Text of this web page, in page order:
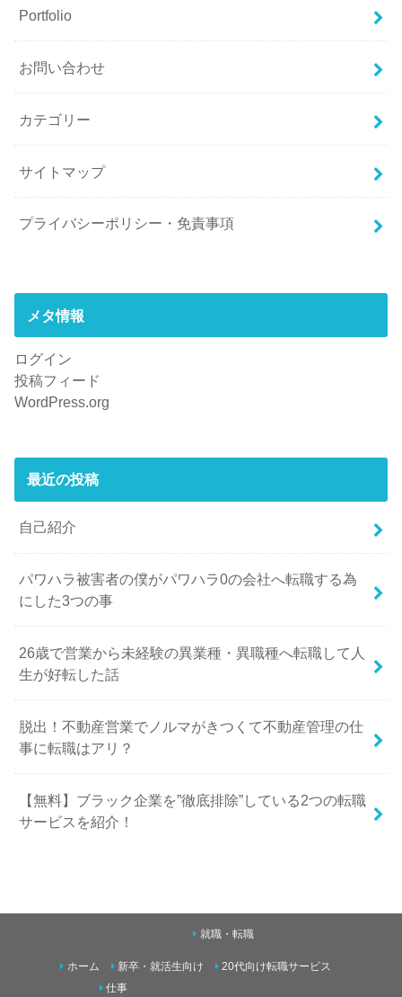
Portfolio
お問い合わせ
カテゴリー
サイトマップ
プライバシーポリシー・免責事項
メタ情報
ログイン
投稿フィード
WordPress.org
最近の投稿
自己紹介
パワハラ被害者の僕がパワハラ0の会社へ転職する為
にした3つの事
26歳で営業から未経験の異業種・異職種へ転職して人
生が好転した話
脱出！不動産営業でノルマがきつくて不動産管理の仕
事に転職はアリ？
【無料】ブラック企業を”徹底排除”している2つの転職
サービスを紹介！
ホーム
就職・転職
新卒・就活生向け
20代向け転職サービス
仕事